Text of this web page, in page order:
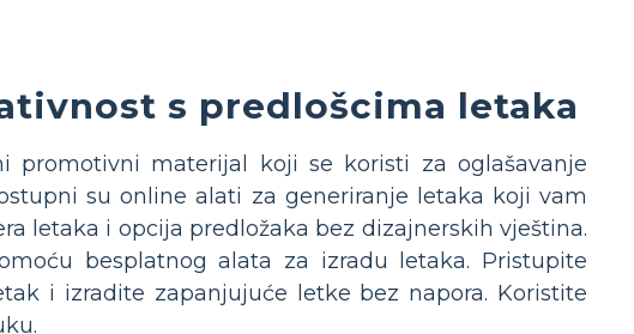
s predlošcima letaka
materijal koji se koristi za oglašavanje
su online alati za generiranje letaka koji vam
letaka i opcija predložaka bez dizajnerskih vještina.
besplatnog alata za izradu letaka. Pristupite
i izradite zapanjujuće letke bez napora. Koristite